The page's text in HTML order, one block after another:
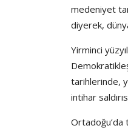
medeniyet
diyerek,
Yirminci
tarihlerinde,
intihar
Ortadoğu’da